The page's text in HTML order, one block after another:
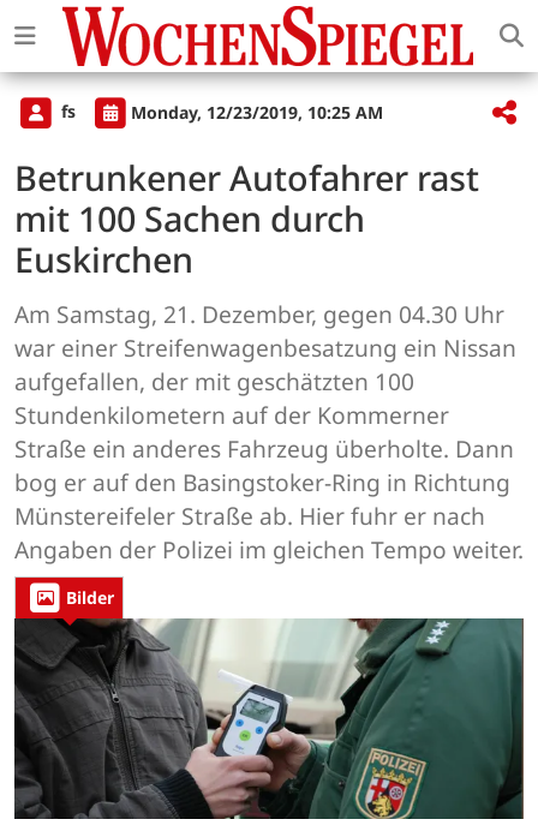
fs Monday, 12/23/2019, 10:25 AM
Betrunkener Autofahrer rast
mit 100 Sachen durch
Euskirchen
Am Samstag, 21. Dezember, gegen 04.30 Uhr
war einer Streifenwagenbesatzung ein Nissan
aufgefallen, der mit geschätzten 100
Stundenkilometern auf der Kommerner
Straße ein anderes Fahrzeug überholte. Dann
bog er auf den Basingstoker-Ring in Richtung
Münstereifeler Straße ab. Hier fuhr er nach
Angaben der Polizei im gleichen Tempo weiter.
Bilder